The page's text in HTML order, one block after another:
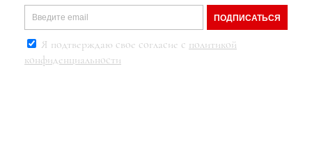
ПОДПИСАТЬСЯ
Я подтверждаю свое согласие с политикой
конфиденциальности